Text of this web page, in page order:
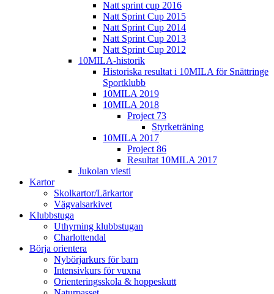
Natt sprint cup 2016
Natt Sprint Cup 2015
Natt Sprint Cup 2014
Natt Sprint Cup 2013
Natt Sprint Cup 2012
10MILA-historik
Historiska resultat i 10MILA för Snättringe
Sportklubb
10MILA 2019
10MILA 2018
Project 73
Styrketräning
10MILA 2017
Project 86
Resultat 10MILA 2017
Jukolan viesti
Kartor
Skolkartor/Lärkartor
Vägvalsarkivet
Klubbstuga
Uthyrning klubbstugan
Charlottendal
Börja orientera
Nybörjarkurs för barn
Intensivkurs för vuxna
Orienteringsskola & hoppeskutt